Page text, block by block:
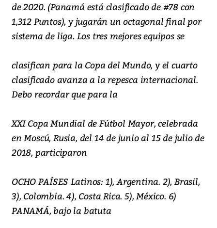
de 2020. (Panamá está clasificado de #78 con
1,312 Puntos), y jugarán un octagonal final por
sistema de liga. Los tres mejores equipos se
clasifican para la Copa del Mundo, y el cuarto
clasificado avanza a la repesca internacional.
Debo recordar que para la
XXI Copa Mundial de Fútbol Mayor, celebrada
en Moscú, Rusia, del 14 de junio al 15 de julio de
2018, participaron
OCHO PAÍSES Latinos: 1), Argentina. 2), Brasil,
3), Colombia. 4), Costa Rica. 5), México. 6)
PANAMÁ, bajo la batuta